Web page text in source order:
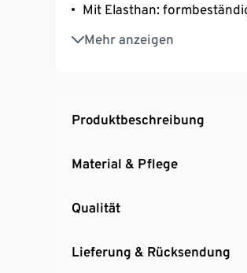
Mit Elasthan:
Mehr anzeigen
5 unterschiedliche Dessins
Produktbeschreibung
Material & Pflege
Qualität
Lieferung & Rücksendung